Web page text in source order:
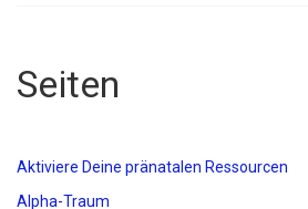
Seiten
Aktiviere Deine pränatalen Ressourcen
Alpha-Traum